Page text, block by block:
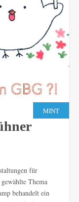
MINT
für
Thema
behandelt ein